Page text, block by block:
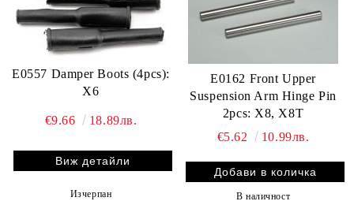
E0557 Damper Boots (4pcs):
X6
€9.66 18.89лв.
Виж детайли
Изчерпан
E0162 Front Upper
Suspension Arm Hinge Pin
2pcs: X8, X8T
€5.62
10.99лв.
В наличност